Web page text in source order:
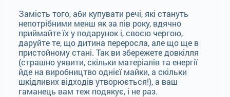
Замість того, аби купувати речі, які стануть
непотрібними менш як за пів року, вдячно
приймайте їх у подарунок і, своєю чергою,
даруйте те, що дитина переросла, але що ще в
пристойному стані. Так ви збережете довкілля
(страшно уявити, скільки матеріалів та енергії
йде на виробництво однієї майки, а скільки
шкідливих відходів утворюється!), а ваш
гаманець вам теж подякує, і не раз.